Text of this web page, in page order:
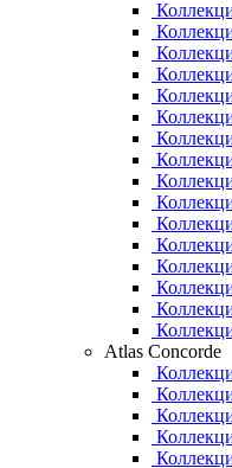
Atlas Concorde